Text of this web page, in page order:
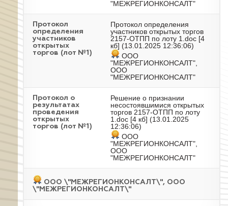
"МЕЖРЕГИОНКОНСАЛТ"
Протокол
определения
участников
открытых
торгов (лот №1)
Протокол определения
участников открытых торгов
2157-ОТПП по лоту 1.doc [4
кб] (13.01.2025 12:36:06)
ООО
"МЕЖРЕГИОНКОНСАЛТ",
ООО
"МЕЖРЕГИОНКОНСАЛТ"
Протокол о
результатах
проведения
открытых
торгов (лот №1)
Решение о признании
несостоявшимися открытых
торгов 2157-ОТПП по лоту
1.doc [4 кб] (13.01.2025
12:36:06)
ООО
"МЕЖРЕГИОНКОНСАЛТ",
ООО
"МЕЖРЕГИОНКОНСАЛТ"
ООО \"МЕЖРЕГИОНКОНСАЛТ\", ООО
\"МЕЖРЕГИОНКОНСАЛТ\"